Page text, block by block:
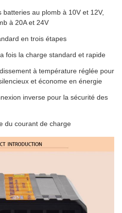
batteries au plomb à 10V et 12V,
à 20A et 24V
en trois étapes
fois la charge standard et rapide
à température réglée pour
et économe en énergie
inverse pour la sécurité des
du courant de charge